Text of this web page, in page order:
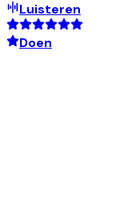
Luisteren
Doen